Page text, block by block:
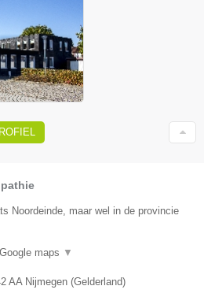
Noordeinde, maar wel in de provincie
Google maps ▼
AA Nijmegen (Gelderland)